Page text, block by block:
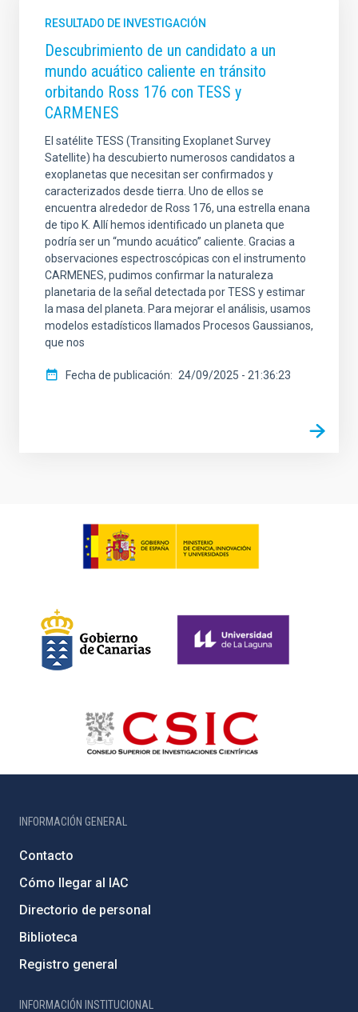
RESULTADO DE INVESTIGACIÓN
Descubrimiento de un candidato a un
mundo acuático caliente en tránsito
orbitando Ross 176 con TESS y
CARMENES
El satélite TESS (Transiting Exoplanet Survey
Satellite) ha descubierto numerosos candidatos a
exoplanetas que necesitan ser confirmados y
caracterizados desde tierra. Uno de ellos se
encuentra alrededor de Ross 176, una estrella enana
de tipo K. Allí hemos identificado un planeta que
podría ser un “mundo acuático” caliente. Gracias a
observaciones espectroscópicas con el instrumento
CARMENES, pudimos confirmar la naturaleza
planetaria de la señal detectada por TESS y estimar
la masa del planeta. Para mejorar el análisis, usamos
modelos estadísticos llamados Procesos Gaussianos,
que nos
Fecha de publicación 24/09/2025 - 21:36:23
INFORMACIÓN GENERAL
Contacto
Cómo llegar al IAC
Directorio de personal
Biblioteca
Registro general
INFORMACIÓN INSTITUCIONAL